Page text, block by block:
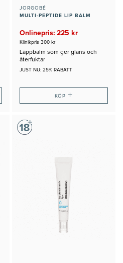
JORGOBÉ
MULTI-PEPTIDE LIP BALM
Onlinepris: 225 kr
Klinikpris 300 kr
Läppbalm som ger glans och
återfuktar
JUST NU: 25% RABATT
KÖP +